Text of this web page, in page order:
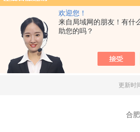
欢迎您！
来自局域网的朋友！有什
助您的吗？
合肥管式
更新时
合